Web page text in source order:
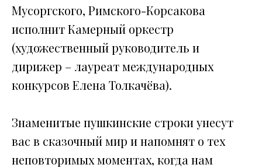
Мусоргского, Римского-Корсакова
исполнит Камерный оркестр
(художественный руководитель и
дирижер – лауреат международных
конкурсов Елена Толкачёва).
Знаменитые пушкинские строки унесут
вас в сказочный мир и напомнят о тех
неповторимых моментах, когда нам